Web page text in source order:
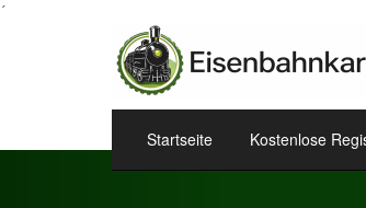
´
Startseite Kostenlose
Previous